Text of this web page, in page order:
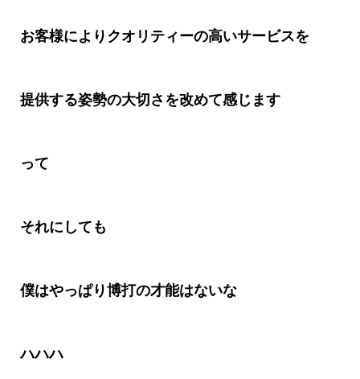
お客様によりクオリティーの高いサービスを
提供する姿勢の大切さを改めて感じます
って
それにしても
僕はやっぱり博打の才能はないな
ハハハ